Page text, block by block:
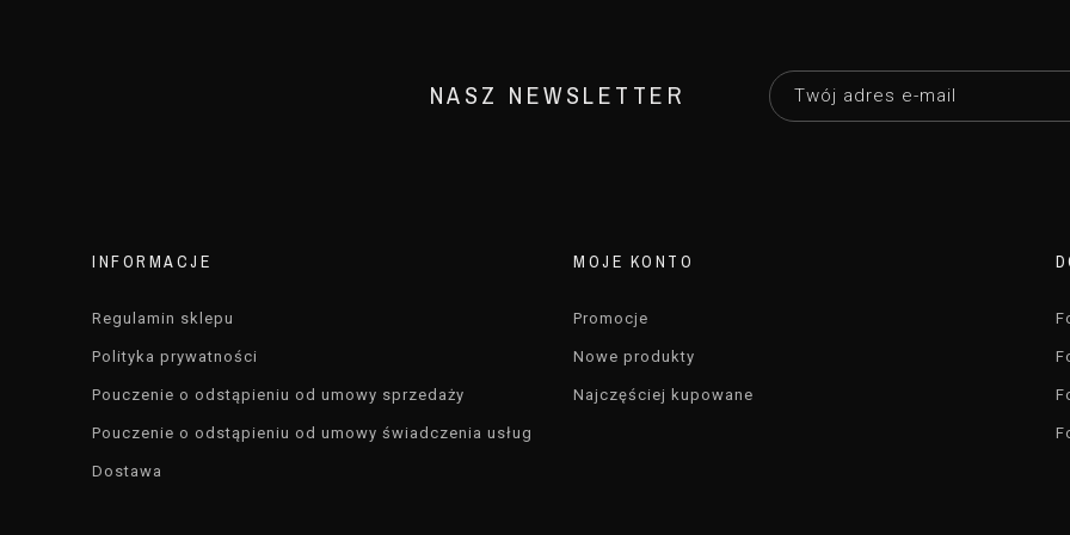
NASZ NEWSLETTER
INFORMACJE
Regulamin sklepu
Polityka prywatności
Pouczenie o odstąpieniu od umowy sprzedaży
Pouczenie o odstąpieniu od umowy świadczenia usług
Dostawa
MOJE KONTO
Promocje
Nowe produkty
Najczęściej kupowane